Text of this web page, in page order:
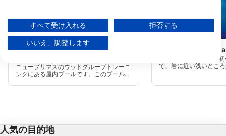
Mares
Wood Group Training Center
ニュープリマスのウッドグループトレーニ
ングにある屋内プールです。このプール
ングコースに使用されており、SCUBAと
Mares
Seal Rock /
タプアエ海洋保護区 -
で、岩に近い浅いとこ
人気の目的地
データは欧州連合外で共有され、米国に送信される場合があります。
お客様の同意とcookieポリシーは、この Web サイト/アプリにのみ適用され
当社はお客様のデータを次の目的で使用します。
IABの処理目的：
広告の選択のために制限付きデータを利用する
すべて受け入れる 拒否する
いいえ、調整します